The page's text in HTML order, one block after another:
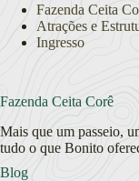
Fazenda Ceita
Atrações e
Ingresso
Fazenda Ceita Corê
Mais que um passeio,
tudo o que Bonito
Blog